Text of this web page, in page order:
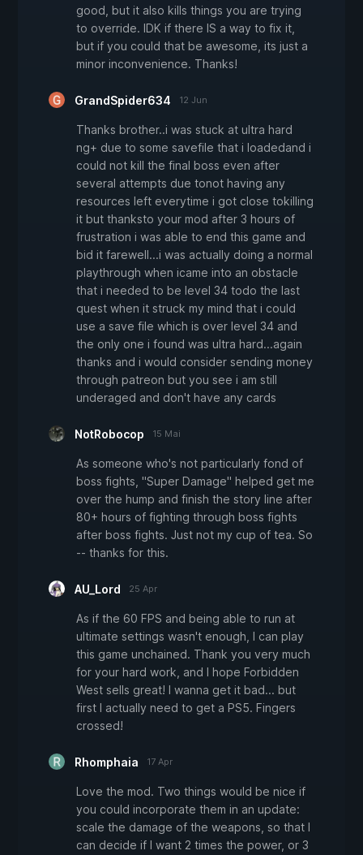
good, but it also kills things you are trying
to override. IDK if there IS a way to fix it,
but if you could that be awesome, its just a
minor inconvenience. Thanks!
GrandSpider634 12 Jun
Thanks brother..i was stuck at ultra hard
ng+ due to some savefile that i loadedand i
could not kill the final boss even after
several attempts due tonot having any
resources left everytime i got close tokilling
it but thanksto your mod after 3 hours of
frustration i was able to end this game and
bid it farewell...i was actually doing a normal
playthrough when icame into an obstacle
that i needed to be level 34 todo the last
quest when it struck my mind that i could
use a save file which is over level 34 and
the only one i found was ultra hard...again
thanks and i would consider sending money
through patreon but you see i am still
underaged and don't have any cards
NotRobocop 15 Mai
As someone who's not particularly fond of
boss fights, "Super Damage" helped get me
over the hump and finish the story line after
80+ hours of fighting through boss fights
after boss fights. Just not my cup of tea. So
-- thanks for this.
AU_Lord 25 Apr
As if the 60 FPS and being able to run at
ultimate settings wasn't enough, I can play
this game unchained. Thank you very much
for your hard work, and I hope Forbidden
West sells great! I wanna get it bad... but
first I actually need to get a PS5. Fingers
crossed!
Rhomphaia 17 Apr
Love the mod. Two things would be nice if
you could incorporate them in an update:
scale the damage of the weapons, so that I
can decide if I want 2 times the power, or 3